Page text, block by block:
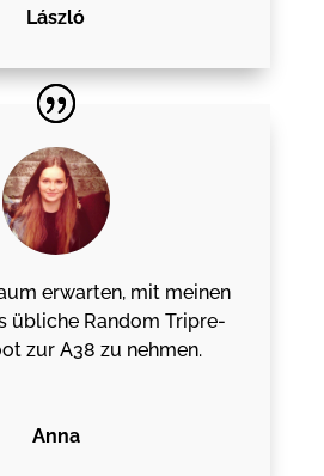
László
erwarten, mit meinen
übliche Random Tripre-
zur A38 zu nehmen.
Anna